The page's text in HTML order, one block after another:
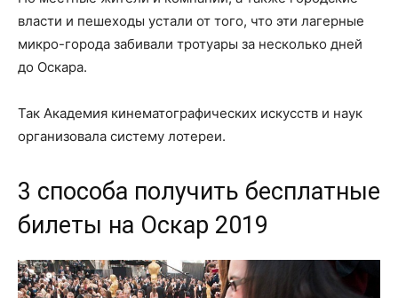
власти и пешеходы устали от того, что эти лагерные
микро-города забивали тротуары за несколько дней
до Оскара.
Так Академия кинематографических искусств и наук
организовала систему лотереи.
3 способа получить бесплатные
билеты на Оскар 2019